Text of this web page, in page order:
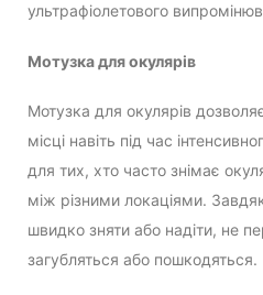
ультрафіолетового
Мотузка для окулярів
Мотузка для окулярів
місці навіть під час
для тих, хто часто знімає
між різними локаціями.
швидко зняти або надіти, не
загубляться або пошкодяться.